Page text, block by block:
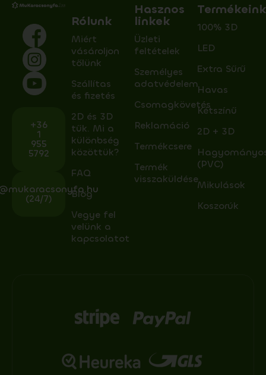
+36
1
955
5792
(24/7)
Rólunk
Miért
vásároljon
tőlünk
Szállítas
és fizetés
2D és 3D
tűk. Mi a
különbség
közöttük?
FAQ
Blog
Vegye fel
velünk a
kapcsolatot
Hasznos
linkek
Üzleti
feltételek
Személyes
adatvédelem
Csomagkövetés
Reklamáció
Termékcsere
Termék
visszaküldése
100% 3D
LED
Extra Sűrű
Havas
Kétszínű
2D + 3D
(PVC)
Mikulások
Koszorúk